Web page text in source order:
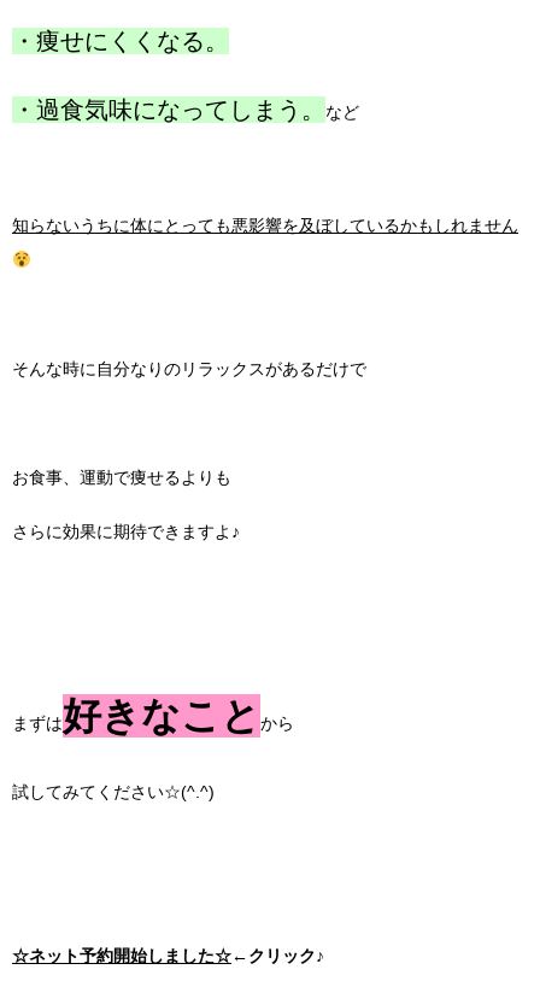
・痩せにくくなる。
・過食気味になってしまう。 など
知らないうちに体にとっても悪影響を及ぼしているかもしれません
そんな時に自分なりのリラックスがあるだけで
お食事、運動で痩せるよりも
さらに効果に期待できますよ♪
まずは好きなこと から
試してみてください☆(^.^)
☆ネット予約開始しました☆←クリック♪